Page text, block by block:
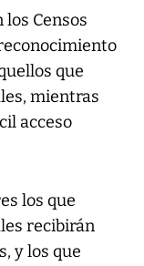
Censos
que
mientras
acceso
los que
recibirán
y los que